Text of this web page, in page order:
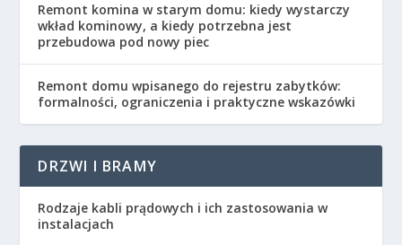
Remont komina w starym domu: kiedy wystarczy
wkład kominowy, a kiedy potrzebna jest
przebudowa pod nowy piec
Remont domu wpisanego do rejestru zabytków:
formalności, ograniczenia i praktyczne wskazówki
DRZWI I BRAMY
Rodzaje kabli prądowych i ich zastosowania w
instalacjach